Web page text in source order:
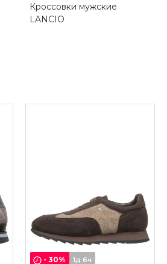
Кроссовки мужские
LANCIO
- 30% 1д 6ч